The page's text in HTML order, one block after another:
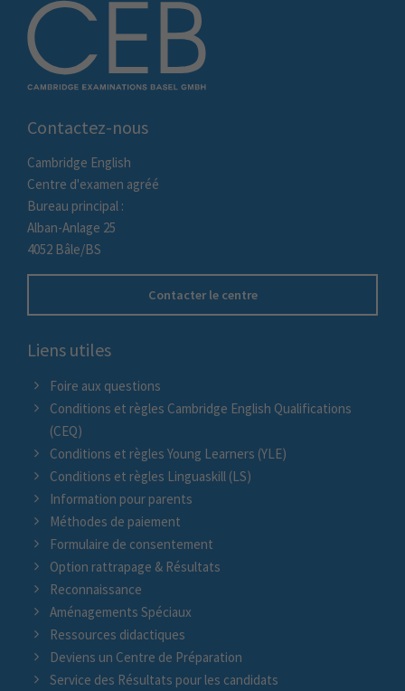
Contactez-nous
Cambridge English
Centre d'examen agréé
Bureau principal :
Alban-Anlage 25
4052 Bâle/BS
Contacter le centre
Liens utiles
Foire aux questions
Conditions et règles Cambridge English Qualifications
(CEQ)
Conditions et règles Young Learners (YLE)
Conditions et règles Linguaskill (LS)
Information pour parents
Méthodes de paiement
Formulaire de consentement
Option rattrapage & Résultats
Reconnaissance
Aménagements Spéciaux
Ressources didactiques
Deviens un Centre de Préparation
Service des Résultats pour les candidats